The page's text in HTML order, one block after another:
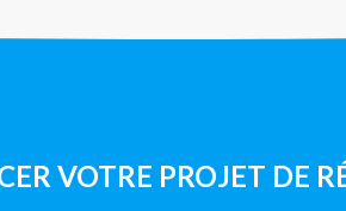
VOTRE PROJET DE